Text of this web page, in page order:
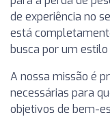
de experiência no
está
busca por um
A nossa missão é
necessárias para
objetivos de bem-